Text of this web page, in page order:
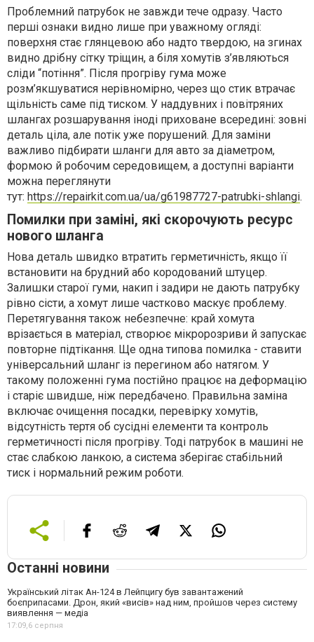
Проблемний патрубок не завжди тече одразу. Часто
перші ознаки видно лише при уважному огляді:
поверхня стає глянцевою або надто твердою, на згинах
видно дрібну сітку тріщин, а біля хомутів з’являються
сліди “потіння”. Після прогріву гума може
розм’якшуватися нерівномірно, через що стик втрачає
щільність саме під тиском. У наддувних і повітряних
шлангах розшарування іноді приховане всередині: зовні
деталь ціла, але потік уже порушений. Для заміни
важливо підбирати шланги для авто за діаметром,
формою й робочим середовищем, а доступні варіанти
можна переглянути
тут: https://repairkit.com.ua/ua/g61987727-patrubki-shlangi.
Помилки при заміні, які скорочують ресурс
нового шланга
Нова деталь швидко втратить герметичність, якщо її
встановити на брудний або кородований штуцер.
Залишки старої гуми, накип і задири не дають патрубку
рівно сісти, а хомут лише частково маскує проблему.
Перетягування також небезпечне: край хомута
врізається в матеріал, створює мікророзриви й запускає
повторне підтікання. Ще одна типова помилка - ставити
універсальний шланг із перегином або натягом. У
такому положенні гума постійно працює на деформацію
і старіє швидше, ніж передбачено. Правильна заміна
включає очищення посадки, перевірку хомутів,
відсутність тертя об сусідні елементи та контроль
герметичності після прогріву. Тоді патрубок в машині не
стає слабкою ланкою, а система зберігає стабільний
тиск і нормальний режим роботи.
Останні новини
Український літак Ан-124 в Лейпцигу був завантажений
боєприпасами. Дрон, який «висів» над ним, пройшов через систему
виявлення — медіа
17:09,6 серпня